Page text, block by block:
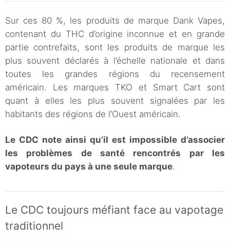
Sur ces 80 %, les produits de marque Dank Vapes,
contenant du THC d’origine inconnue et en grande
partie contrefaits, sont les produits de marque les
plus souvent déclarés à l’échelle nationale et dans
toutes les grandes régions du recensement
américain. Les marques TKO et Smart Cart sont
quant à elles les plus souvent signalées par les
habitants des régions de l’Ouest américain.
Le CDC note ainsi qu’il est impossible d’associer
les problèmes de santé rencontrés par les
vapoteurs du pays à une seule marque.
Le CDC toujours méfiant face au vapotage
traditionnel